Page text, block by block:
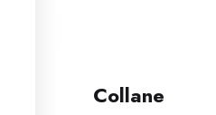
Collane